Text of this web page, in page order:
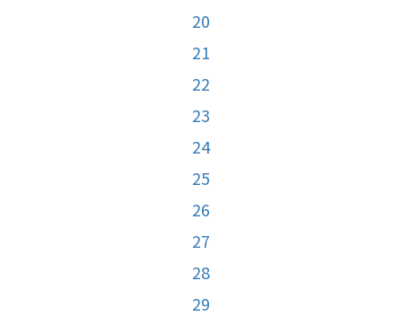
20
21
22
23
24
25
26
27
28
29